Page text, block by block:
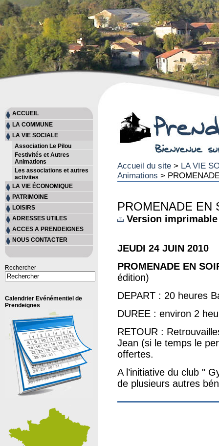
ACCUEIL
LA COMMUNE
LA VIE SOCIALE
Association Le Pilou
Festivités et Autres
Animations
Les associations et autres
activites
LA VIE ÉCONOMIQUE
PATRIMOINE
LOISIRS
ADRESSES UTILES
ACCES A PRENDEIGNES
NOUS CONTACTER
Rechercher
Calendrier Evénémentiel de
Prendeignes
Accueil du site > LA VIE
Animations >
PROMENADE EN
Version imprimable
JEUDI 24 JUIN 2010
PROMENADE EN
édition)
DEPART : 20 heures
DUREE : environ 2
RETOUR :
Jean (si le temps le
offertes.
A l’initiative du club "
de plusieurs autres